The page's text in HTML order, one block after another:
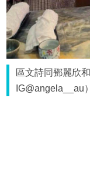
區文詩同鄧麗欣
IG@angela__au）